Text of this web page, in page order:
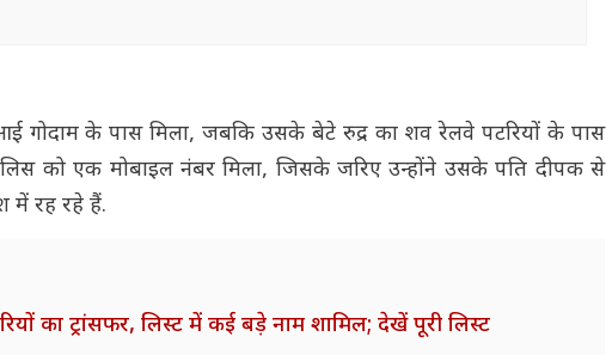
के पास मिला, जबकि उसके बेटे रुद्र का शव रेलवे पटरियों के पास
को एक मोबाइल नंबर मिला, जिसके जरिए उन्होंने उसके पति दीपक से
में रह रहे हैं.
का ट्रांसफर, लिस्ट में कई बड़े नाम शामिल; देखें पूरी लिस्ट